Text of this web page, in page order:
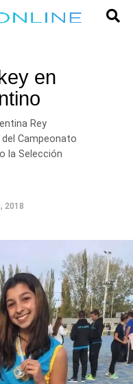
en
Rey
Campeonato
la Selección
2018